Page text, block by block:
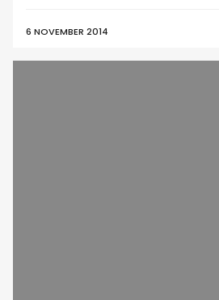
6 NOVEMBER 2014